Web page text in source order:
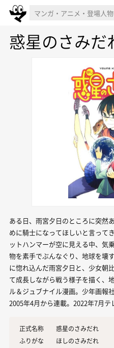
惑星のさみだ
ある日、雨宮夕日のところに突然
めに騎士になってほしいと言って
ットハンマーが空に見える中、気
物を素手でぶんなぐり、地球を壊
に惚れ込んだ雨宮夕日と、少女朝
て成長しながら戦う様子を描く、
ル＆ジュブナイル漫画。少年画報
2005年4月から連載。2022年7月テ
正式名称
惑星のさみだれ
ふりがな
ほしのさみだれ